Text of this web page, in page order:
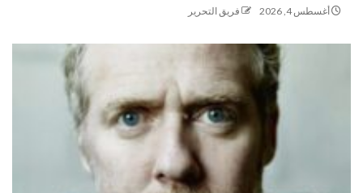
أغسطس 4, 2026 فريق التحرير